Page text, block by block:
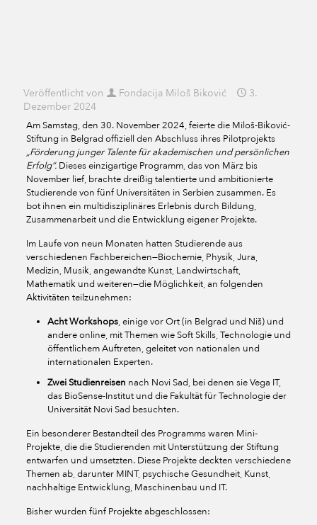
Veröffentlicht von Fondacija Miloš Biković
3.
Dezember 2024
Am Samstag, den 30. November 2024, feierte die Miloš-Biković-
Stiftung in Belgrad offiziell den Abschluss ihres Pilotprojekts
„Förderung junger Talente für akademischen und persönlichen
Erfolg“.Dieses einzigartige Programm, das von März bis
November lief, brachte dreißig talentierte und ambitionierte
Studierende von fünf Universitäten in Serbien zusammen. Es
bot ihnen ein multidisziplinäres Erlebnis durch Bildung,
Zusammenarbeit und die Entwicklung eigener Projekte.
Im Laufe von neun Monaten hatten Studierende aus
verschiedenen Fachbereichen—Biochemie, Physik, Jura,
Medizin, Musik, angewandte Kunst, Landwirtschaft,
Mathematik und weiteren—die Möglichkeit, an folgenden
Aktivitäten teilzunehmen:
Acht Workshops, einige vor Ort (in Belgrad und Niš) und
andere online, mit Themen wie Soft Skills, Technologie und
öffentlichem Auftreten, geleitet von nationalen und
internationalen Experten.
Zwei Studienreisen nach Novi Sad, bei denen sie Vega IT,
das BioSense-Institut und die Fakultät für Technologie der
Universität Novi Sad besuchten.
Ein besonderer Bestandteil des Programms waren Mini-
Projekte, die die Studierenden mit Unterstützung der Stiftung
entwarfen und umsetzten. Diese Projekte deckten verschiedene
Themen ab, darunter MINT, psychische Gesundheit, Kunst,
nachhaltige Entwicklung, Maschinenbau und IT.
Bisher wurden fünf Projekte abgeschlossen: